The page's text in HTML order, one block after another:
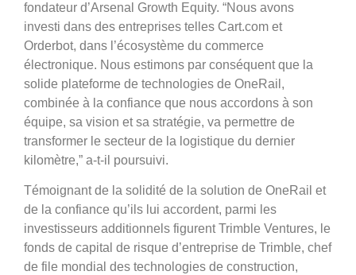
fondateur d’Arsenal Growth Equity. “Nous avons
investi dans des entreprises telles Cart.com et
Orderbot, dans l’écosystème du commerce
électronique. Nous estimons par conséquent que la
solide plateforme de technologies de OneRail,
combinée à la confiance que nous accordons à son
équipe, sa vision et sa stratégie, va permettre de
transformer le secteur de la logistique du dernier
kilomètre,” a-t-il poursuivi.
Témoignant de la solidité de la solution de OneRail et
de la confiance qu’ils lui accordent, parmi les
investisseurs additionnels figurent Trimble Ventures, le
fonds de capital de risque d’entreprise de Trimble, chef
de file mondial des technologies de construction,